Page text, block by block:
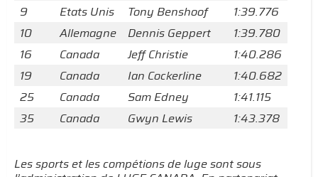
9
Etats Unis Tony Benshoof
1:39.776
10
Allemagne Dennis Geppert
1:39.780
16
Canada Jeff Christie
1:40.286
19
Canada Ian Cockerline
1:40.682
25
Canada Sam Edney
1:41.115
35
Canada Gwyn Lewis 1:43.378
Les sports et les compétions de luge sont sous